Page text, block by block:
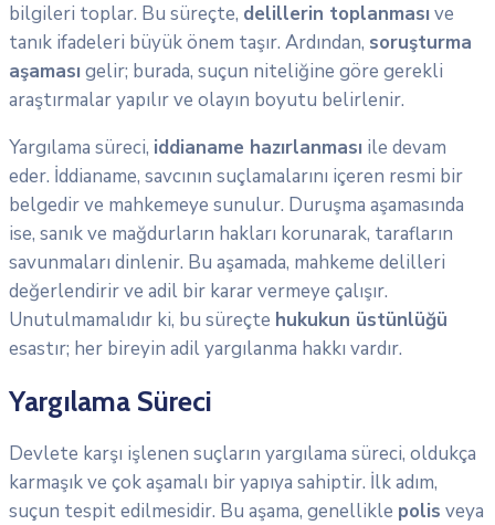
bilgileri toplar. Bu süreçte, delillerin toplanması ve
tanık ifadeleri büyük önem taşır. Ardından, soruşturma
aşaması gelir; burada, suçun niteliğine göre gerekli
araştırmalar yapılır ve olayın boyutu belirlenir.
Yargılama süreci, iddianame hazırlanması ile devam
eder. İddianame, savcının suçlamalarını içeren resmi bir
belgedir ve mahkemeye sunulur. Duruşma aşamasında
ise, sanık ve mağdurların hakları korunarak, tarafların
savunmaları dinlenir. Bu aşamada, mahkeme delilleri
değerlendirir ve adil bir karar vermeye çalışır.
Unutulmamalıdır ki, bu süreçte hukukun üstünlüğü
esastır; her bireyin adil yargılanma hakkı vardır.
Yargılama Süreci
Devlete karşı işlenen suçların yargılama süreci, oldukça
karmaşık ve çok aşamalı bir yapıya sahiptir. İlk adım,
suçun tespit edilmesidir. Bu aşama, genellikle polis veya